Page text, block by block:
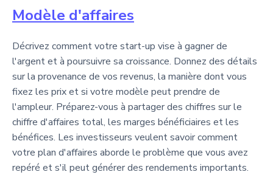
Modèle d'affaires
Décrivez comment votre start-up vise à gagner de
l'argent et à poursuivre sa croissance. Donnez des détails
sur la provenance de vos revenus, la manière dont vous
fixez les prix et si votre modèle peut prendre de
l'ampleur. Préparez-vous à partager des chiffres sur le
chiffre d'affaires total, les marges bénéficiaires et les
bénéfices. Les investisseurs veulent savoir comment
votre plan d'affaires aborde le problème que vous avez
repéré et s'il peut générer des rendements importants.